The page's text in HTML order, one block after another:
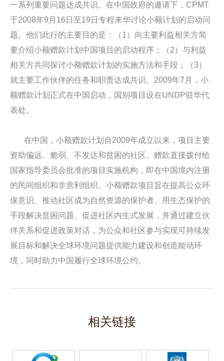
一系列重要问题达成共识。在中国政府的邀请下，CPMT
于2008年9月16日至19日专程来华讨论小额计划的启动问
题。他们此行的主要目的是：（1）向主要利益相关方简
要介绍小额赠款计划中国项目的启动程序；（2）与利益
相关方共同探讨小额赠款计划的实施方法和手段；（3）
就主要工作伙伴的任务和职责达成共识。2009年7月，小
额赠款计划正式在中国启动，国别项目设在UNDP驻华代
表处。
在中国，小额赠款计划自2009年成立以来，项目主要
资助偏远、脆弱、不发达和贫困的社区。赠款直接拨付给
国家指导委员会批准的项目实施机构，即在中国境内注册
的民间组织和非营利组织。小额赠款项目旨在提高公众环
保意识、推动社区成为自然资源的保护者、用生态保护的
手段解决贫困问题、促进社区内生式发展，并通过建立伙
伴关系和促进政策对话，为公众和社区参与实现可持续发
展目标和解决全球环境问题提供能力建设和创造能动环
境，同时助力中国履行全球环境公约。
相关链接